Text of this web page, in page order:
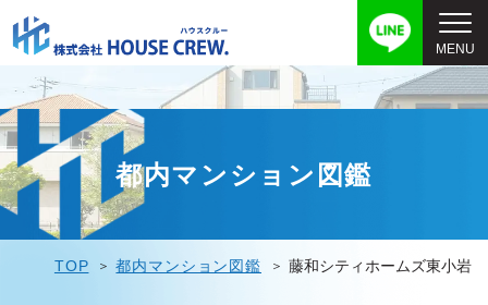
都内マンション図鑑
TOP 都内マンション図鑑 藤和シティホームズ東小岩